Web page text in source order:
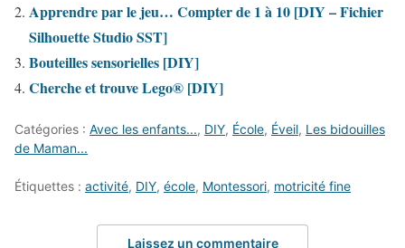
Apprendre par le jeu… Compter de 1 à 10 [DIY – Fichier
Silhouette Studio SST]
Bouteilles sensorielles [DIY]
Cherche et trouve Lego® [DIY]
Catégories : Avec les enfants..., DIY, École, Éveil, Les bidouilles
de Maman...
Étiquettes : activité, DIY, école, Montessori, motricité fine
Laissez un commentaire